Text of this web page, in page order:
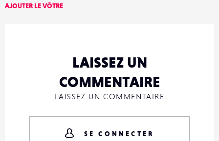
AJOUTER LE VÔTRE
LAISSEZ UN
COMMENTAIRE
LAISSEZ UN COMMENTAIRE
SE CONNECTER